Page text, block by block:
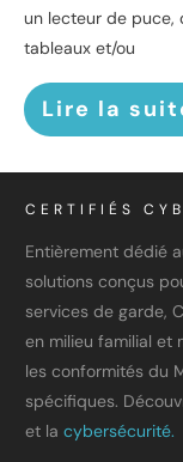
un lecteur de puce,
tableaux et/ou
Lire la
CERTIFIÉS
Entièrement dédié
solutions conçus
services de garde,
en milieu familial et
les conformités du
spécifiques.
et la cybersécurité.